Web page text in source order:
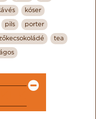
kóser
pils porter
tea